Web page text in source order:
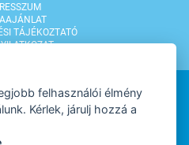
TÁJÉKOZTATÓ
felhasználói élmény
Kérlek, járulj hozzá a